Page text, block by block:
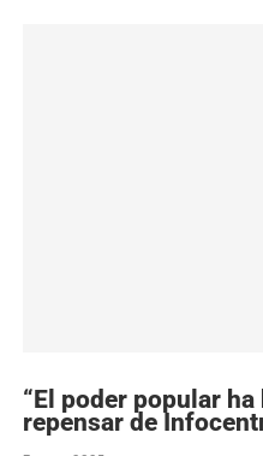
“El poder popular
repensar de